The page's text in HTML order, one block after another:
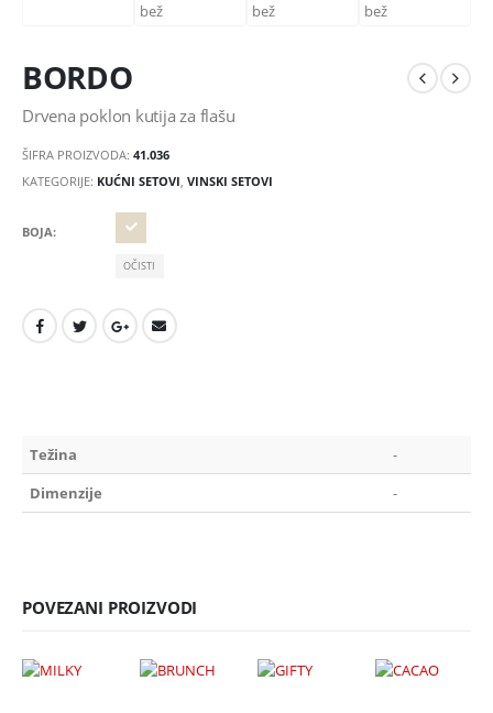
BORDO
Drvena poklon kutija za flašu
ŠIFRA PROIZVODA: 41.036
KATEGORIJE: KUĆNI SETOVI VINSKI SETOVI
BOJA
OČISTI
Težina
-
Dimenzije
-
POVEZANI PROIZVODI